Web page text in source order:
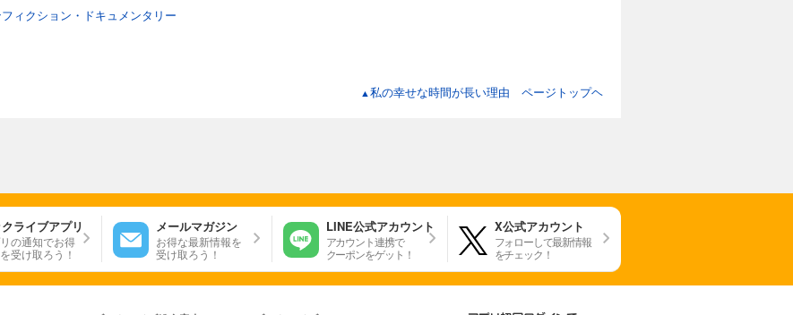
フィクション・ドキュメンタリー
▲私の幸せな時間が長い理由 ページトップヘ
ライブアプリ
の通知でお得
受け取ろう！
メールマガジン
お得な最新情報を
受け取ろう！
LINE公式アカウント
アカウント連携で
クーポンをゲット！
X公式アカウント
フォローして最新情報
をチェック！